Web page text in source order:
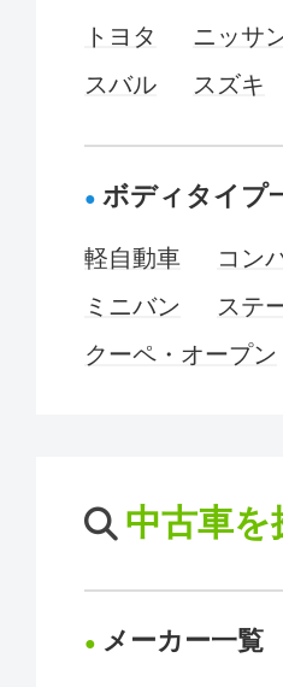
トヨタ ニッサ
スバル
スズキ
ボディタイプ
軽自動車
コン
ミニバン
ステ
クーペ・オープン
中古車を
メーカー一覧